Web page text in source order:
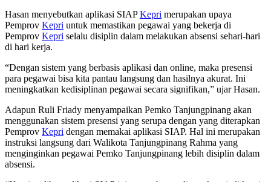
Hasan menyebutkan aplikasi SIAPKepri merupakan upaya
Pemprov Kepri untuk memastikan pegawai yang bekerja di
Pemprov Kepri selalu disiplin dalam melakukan absensi sehari-hari
di hari kerja.
“Dengan sistem yang berbasis aplikasi dan online, maka presensi
para pegawai bisa kita pantau langsung dan hasilnya akurat. Ini
meningkatkan kedisiplinan pegawai secara signifikan,” ujar Hasan.
Adapun Ruli Friady menyampaikan Pemko Tanjungpinang akan
menggunakan sistem presensi yang serupa dengan yang diterapkan
Pemprov Kepri dengan memakai aplikasi SIAP. Hal ini merupakan
instruksi langsung dari Walikota Tanjungpinang Rahma yang
menginginkan pegawai Pemko Tanjungpinang lebih disiplin dalam
absensi.